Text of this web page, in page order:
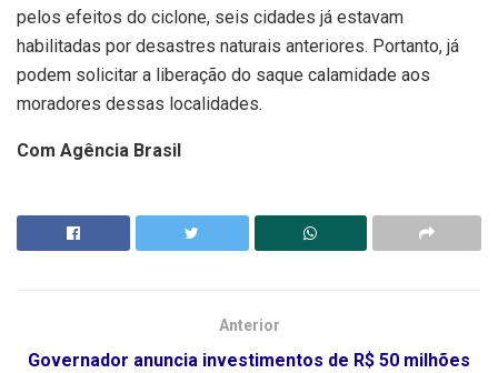
pelos efeitos do ciclone, seis cidades já estavam
habilitadas por desastres naturais anteriores. Portanto, já
podem solicitar a liberação do saque calamidade aos
moradores dessas localidades.
Com Agência Brasil
Anterior
Governador anuncia investimentos de R$ 50 milhões